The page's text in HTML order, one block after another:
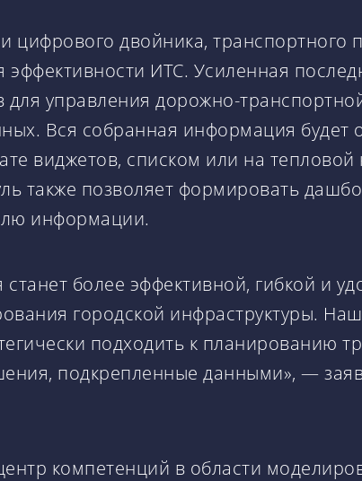
цифрового двойника, транспортного
эффективности ИТС. Усиленная
управления дорожно-
Вся собранная информация будет
виджетов, списком или на
также позволяет формировать
информации.
более эффективной, гибкой и
городской инфраструктуры.
подходить к планированию
подкрепленные данными», —
компетенций в области